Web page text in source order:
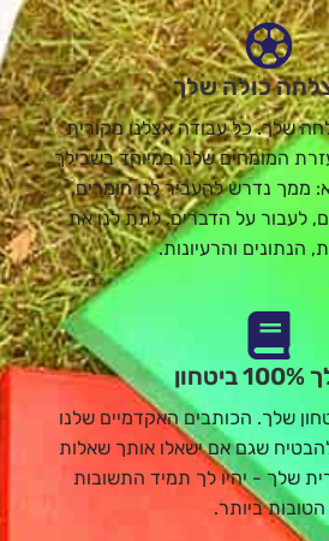
כולה שלך
שלך. כל עבודה אצלנו מקורית
בעזרת המומחים שלנו במיוחד בשבילך
ממך נדרש להעביר לנו חומרים,
לעבור על הדברים, לתת לנו את
הנתונים והרעיונות.
שלך. הכותבים האקדמיים שלנו
להבטיח שגם אם ישאלו אותך שאלות
שלך - יהיו לך תמיד התשובות
הטובות ביותר.